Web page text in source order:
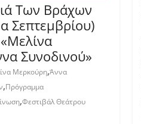
Των Βράχων
Σεπτεμβρίου)
Συνοδινού»
Μερκούρη,Άννα
,Πρόγραμμα
,Φεστιβάλ Θεάτρου